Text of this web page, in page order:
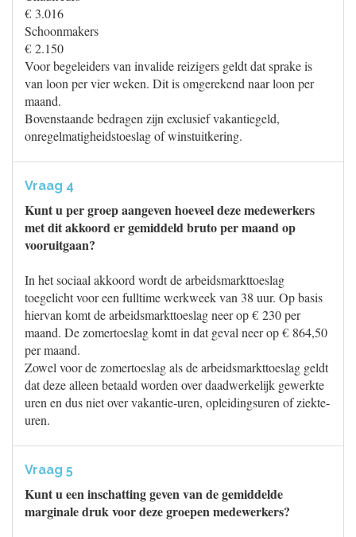
€ 3.016
Schoonmakers
€ 2.150
Voor begeleiders van invalide reizigers geldt dat sprake is
van loon per vier weken. Dit is omgerekend naar loon per
maand.
Bovenstaande bedragen zijn exclusief vakantiegeld,
onregelmatigheidstoeslag of winstuitkering.
Vraag 4
Kunt u per groep aangeven hoeveel deze medewerkers
met dit akkoord er gemiddeld bruto per maand op
vooruitgaan?
In het sociaal akkoord wordt de arbeidsmarkttoeslag
toegelicht voor een fulltime werkweek van 38 uur. Op basis
hiervan komt de arbeidsmarkttoeslag neer op € 230 per
maand. De zomertoeslag komt in dat geval neer op € 864,50
per maand.
Zowel voor de zomertoeslag als de arbeidsmarkttoeslag geldt
dat deze alleen betaald worden over daadwerkelijk gewerkte
uren en dus niet over vakantie-uren, opleidingsuren of ziekte-
uren.
Vraag 5
Kunt u een inschatting geven van de gemiddelde
marginale druk voor deze groepen medewerkers?